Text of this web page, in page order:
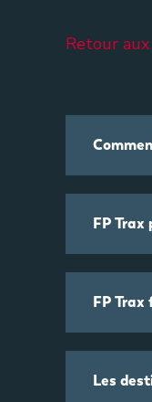
Retour
FP Trax
FP Trax
Les